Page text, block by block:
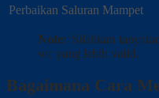
Perbaikan Saluran Mampet
Note: Silahkan
wc yang lebih valid.
Bagaimana Cara